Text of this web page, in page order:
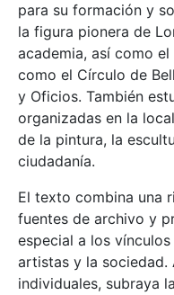
para su formación y
la figura pionera de
academia, así como
como el Círculo de
y Oficios. También
organizadas en la
de la pintura, la
ciudadanía.
El texto combina una
fuentes de archivo y
especial a los
artistas y la sociedad.
individuales, subraya